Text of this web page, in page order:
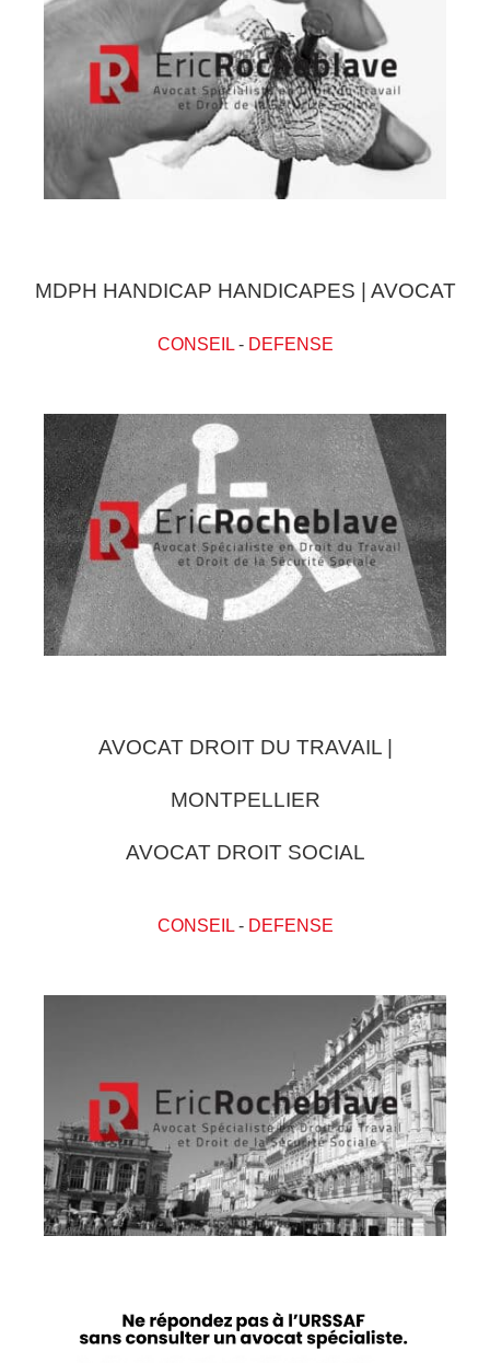
MDPH HANDICAP HANDICAPES | AVOCAT
CONSEIL- DEFENSE
AVOCAT DROIT DU TRAVAIL |
MONTPELLIER
AVOCAT DROIT SOCIAL
CONSEIL- DEFENSE